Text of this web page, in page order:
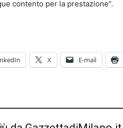
contento per la prestazione”.
X E-mail